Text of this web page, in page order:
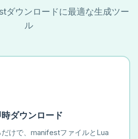
ダウンロードに最適な生成ツー
ル
ダウンロード
けで、manifestファイルとLua